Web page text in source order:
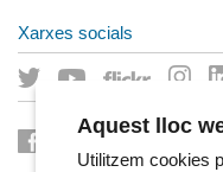
Xarxes socials
Aquest lloc
Utilitzem cookies